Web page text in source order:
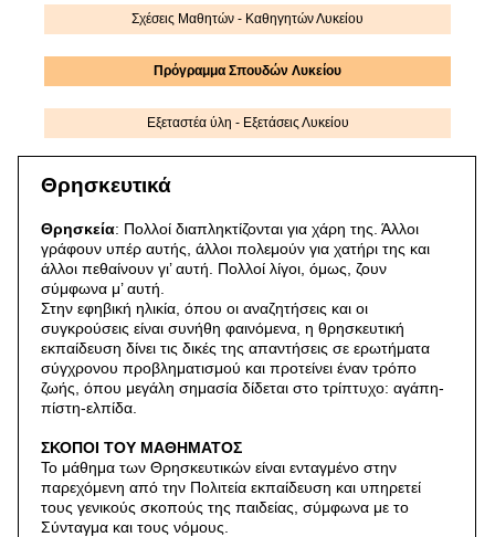
Σχέσεις Μαθητών - Καθηγητών Λυκείου
Πρόγραμμα Σπουδών Λυκείου
Εξεταστέα ύλη - Εξετάσεις Λυκείου
Θρησκευτικά
Θρησκεία: Πολλοί διαπληκτίζονται για χάρη της. Άλλοι
γράφουν υπέρ αυτής, άλλοι πολεμούν για χατήρι της και
άλλοι πεθαίνουν γι’ αυτή. Πολλοί λίγοι, όμως, ζουν
σύμφωνα μ’ αυτή.
Στην εφηβική ηλικία, όπου οι αναζητήσεις και οι
συγκρούσεις είναι συνήθη φαινόμενα, η θρησκευτική
εκπαίδευση δίνει τις δικές της απαντήσεις σε ερωτήματα
σύγχρονου προβληματισμού και προτείνει έναν τρόπο
ζωής, όπου μεγάλη σημασία δίδεται στο τρίπτυχο: αγάπη-
πίστη-ελπίδα.
ΣΚΟΠΟΙ ΤΟΥ ΜΑΘΗΜΑΤΟΣ
Το μάθημα των Θρησκευτικών είναι ενταγμένο στην
παρεχόμενη από την Πολιτεία εκπαίδευση και υπηρετεί
τους γενικούς σκοπούς της παιδείας, σύμφωνα με το
Σύνταγμα και τους νόμους.